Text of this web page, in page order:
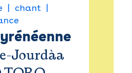
chant
Jourdàa